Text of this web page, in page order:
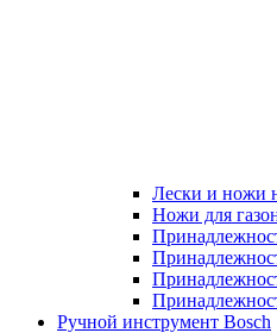
Лески и ножи
Ножи для
Ручной инструмент Bosch